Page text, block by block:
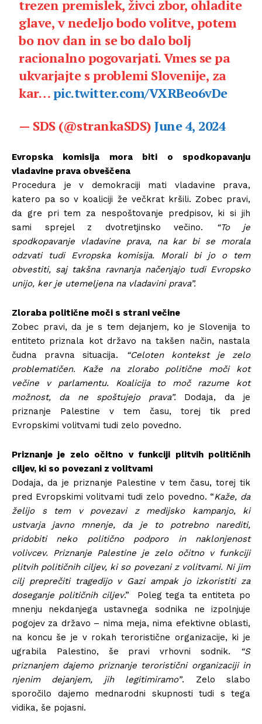
trezen premislek, živci zbor, ohladite
glave, v nedeljo bodo volitve, potem
bo nov dan in se bo dalo bolj
racionalno pogovarjati. Vmes se pa
ukvarjajte s problemi Slovenije, za
kar…pic.twitter.com/VXRBeo6vDe
— SDS (@strankaSDS)June 4, 2024
Evropska komisija mora biti o spodkopavanju
vladavine prava obveščena
Procedura je v demokraciji mati vladavine prava,
katero pa so v koaliciji že večkrat kršili. Zobec pravi,
da gre pri tem za nespoštovanje predpisov, ki si jih
sami sprejel z dvotretjinsko večino. “To je
spodkopavanje vladavine prava, na kar bi se morala
odzvati tudi Evropska komisija. Morali bi jo o tem
obvestiti, saj takšna ravnanja načenjajo tudi Evropsko
unijo, ker je utemeljena na vladavini prava”.
Zloraba politične moči s strani večine
Zobec pravi, da je s tem dejanjem, ko je Slovenija to
entiteto priznala kot državo na takšen način, nastala
čudna pravna situacija.
“Celoten kontekst je zelo
problematičen. Kaže na zlorabo politične moči kot
večine v parlamentu. Koalicija to moč razume kot
možnost, da ne spoštujejo prava”. Dodaja, da je
priznanje Palestine v tem času, torej tik pred
Evropskimi volitvami tudi zelo povedno.
Priznanje je zelo očitno v funkciji plitvih političnih
ciljev, ki so povezani z volitvami
Dodaja, da je priznanje Palestine v tem času, torej tik
pred Evropskimi volitvami tudi zelo povedno. “Kaže, da
želijo s tem v povezavi z medijsko kampanjo, ki
ustvarja javno mnenje, da je to potrebno narediti,
pridobiti neko politično podporo in naklonjenost
volivcev. Priznanje Palestine je zelo očitno v funkciji
plitvih političnih ciljev, ki so povezani z volitvami. Ni jim
cilj preprečiti tragedijo v Gazi ampak jo izkoristiti za
doseganje političnih ciljev.” Poleg tega ta entiteta po
mnenju nekdanjega ustavnega sodnika ne izpolnjuje
pogojev za državo – nima meja, nima efektivne oblasti,
na koncu še je v rokah teroristične organizacije, ki je
ugrabila Palestino, še pravi vrhovni sodnik.
“S
priznanjem dajemo priznanje teroristični organizaciji in
njenim dejanjem, jih legitimiramo”. Zelo slabo
sporočilo dajemo mednarodni skupnosti tudi s tega
vidika, še pojasni.